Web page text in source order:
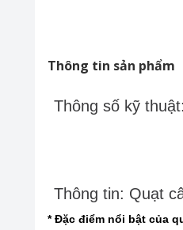
Thông tin sản phẩm
Thông số kỹ
Thông tin: Quạt
* Đặc điểm nổi bật của